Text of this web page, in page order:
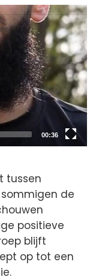
Total
duration
00:36
tussen
de
positieve
blijft
op tot een